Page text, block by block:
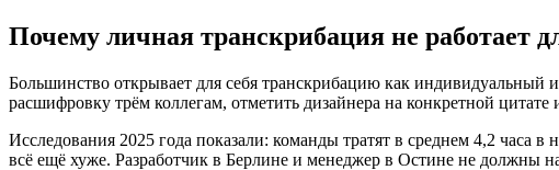
Почему личная транскрибация не работает
Большинство открывает для себя транскрибацию как индивидуальный
расшифровку трём коллегам, отметить дизайнера на конкретной
Исследования 2025 года показали: команды тратят в среднем 4,2 часа
всё ещё хуже. Разработчик в Берлине и менеджер в Остине не должны